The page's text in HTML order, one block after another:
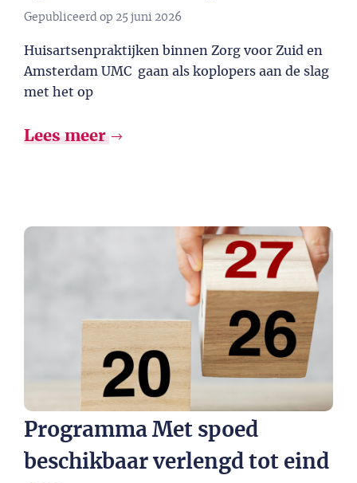
Gepubliceerd op 25 juni 2026
Huisartsenpraktijken binnen Zorg voor Zuid en
Amsterdam UMC gaan als koplopers aan de slag
met het op
Lees meer
Programma Met spoed
beschikbaar verlengd tot eind